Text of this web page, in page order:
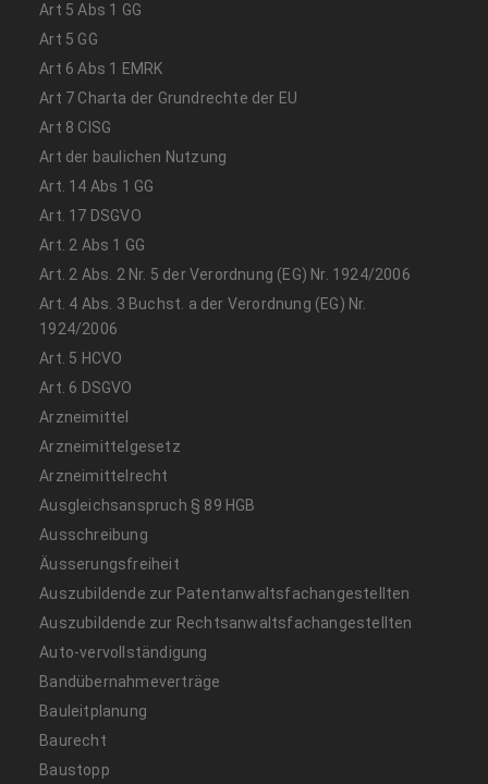
Art 5 Abs 1 GG
Art 5 GG
Art 6 Abs 1 EMRK
Art 7 Charta der Grundrechte der EU
Art 8 CISG
Art der baulichen Nutzung
Art. 14 Abs 1 GG
Art. 17 DSGVO
Art. 2 Abs 1 GG
Art. 2 Abs. 2 Nr. 5 der Verordnung (EG) Nr. 1924/2006
Art. 4 Abs. 3 Buchst. a der Verordnung (EG) Nr.
1924/2006
Art. 5 HCVO
Art. 6 DSGVO
Arzneimittel
Arzneimittelgesetz
Arzneimittelrecht
Ausgleichsanspruch § 89 HGB
Ausschreibung
Äusserungsfreiheit
Auszubildende zur Patentanwaltsfachangestellten
Auszubildende zur Rechtsanwaltsfachangestellten
Auto-vervollständigung
Bandübernahmeverträge
Bauleitplanung
Baurecht
Baustopp